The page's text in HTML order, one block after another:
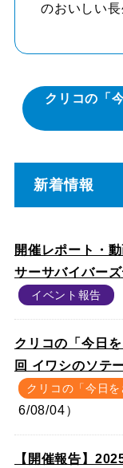
のおいしい長
クリコの「
新着情報
開催レポート・
サーサバイバーズ
イベント報告
クリコの「今日
回 イワシのソテ
クリコの「今日
6/08/04）
【開催報告】